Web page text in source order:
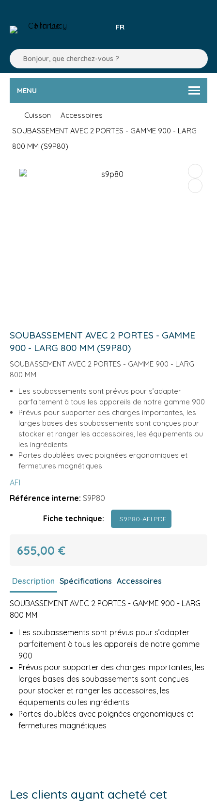
FR
MENU
Cuisson
Accessoires
SOUBASSEMENT AVEC 2 PORTES - GAMME 900 - LARG
800 MM (S9P80)
SOUBASSEMENT AVEC 2 PORTES - GAMME
900 - LARG 800 MM (S9P80)
SOUBASSEMENT AVEC 2 PORTES - GAMME 900 - LARG
800 MM
Les soubassements sont prévus pour s’adapter
parfaitement à tous les appareils de notre gamme 900
Prévus pour supporter des charges importantes, les
larges bases des soubassements sont conçues pour
stocker et ranger les accessoires, les équipements ou
les ingrédients
Portes doublées avec poignées ergonomiques et
fermetures magnétiques
AFI
Référence interne: S9P80
Fiche technique: S9P80-AFI.PDF
655,00 €
Description Spécifications Accessoires
SOUBASSEMENT AVEC 2 PORTES - GAMME 900 - LARG
800 MM
Les soubassements sont prévus pour s’adapter
parfaitement à tous les appareils de notre gamme
900
Prévus pour supporter des charges importantes, les
larges bases des soubassements sont conçues
pour stocker et ranger les accessoires, les
équipements ou les ingrédients
Portes doublées avec poignées ergonomiques et
fermetures magnétiques
Les clients ayant acheté cet